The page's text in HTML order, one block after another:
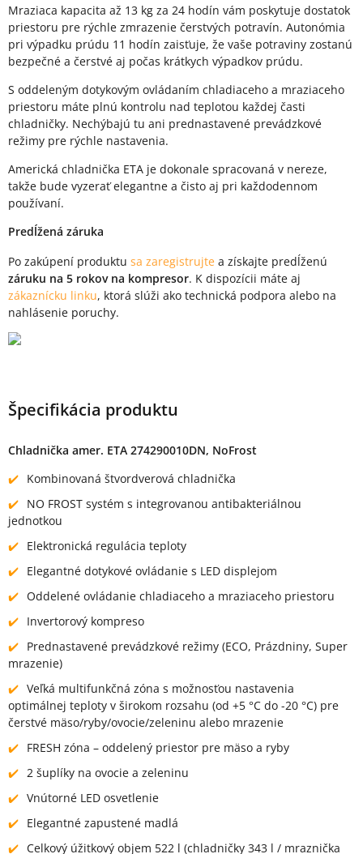
Mraziaca kapacita až 13 kg za 24 hodín vám poskytuje dostatok
priestoru pre rýchle zmrazenie čerstvých potravín. Autonómia
pri výpadku prúdu 11 hodín zaisťuje, že vaše potraviny zostanú
bezpečné a čerstvé aj počas krátkych výpadkov prúdu.
S oddeleným dotykovým ovládaním chladiaceho a mraziaceho
priestoru máte plnú kontrolu nad teplotou každej časti
chladničky. Nechýbajú tu ani prednastavené prevádzkové
režimy pre rýchle nastavenia.
Americká chladnička ETA je dokonale spracovaná v nereze,
takže bude vyzerať elegantne a čisto aj pri každodennom
používaní.
Predĺžená záruka
Po zakúpení produktu sa zaregistrujte a získajte predĺženú
záruku na 5 rokov na kompresor. K dispozícii máte aj
zákaznícku linku, ktorá slúži ako technická podpora alebo na
nahlásenie poruchy.
Špecifikácia produktu
Chladnička amer. ETA 274290010DN, NoFrost
Kombinovaná štvordverová chladnička
NO FROST systém s integrovanou antibakteriálnou
jednotkou
Elektronická regulácia teploty
Elegantné dotykové ovládanie s LED displejom
Oddelené ovládanie chladiaceho a mraziaceho priestoru
Invertorový kompreso
Prednastavené prevádzkové režimy (ECO, Prázdniny, Super
mrazenie)
Veľká multifunkčná zóna s možnosťou nastavenia
optimálnej teploty v širokom rozsahu (od +5 °C do -20 °C) pre
čerstvé mäso/ryby/ovocie/zeleninu alebo mrazenie
FRESH zóna – oddelený priestor pre mäso a ryby
2 šuplíky na ovocie a zeleninu
Vnútorné LED osvetlenie
Elegantné zapustené madlá
Celkový úžitkový objem 522 l (chladničky 343 l / mraznička